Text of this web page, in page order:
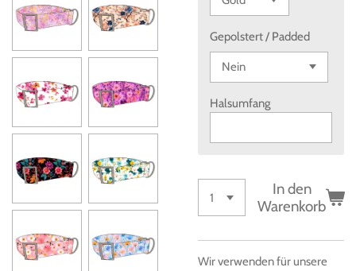
Gepolstert / Padded
Halsumfang
In den
Warenkorb
Wir verwenden für unsere